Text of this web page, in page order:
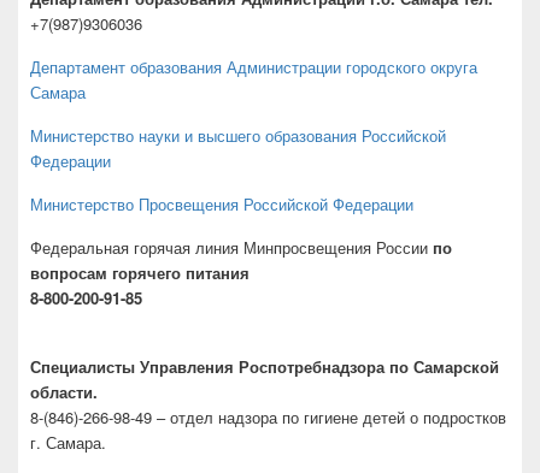
+7(987)9306036
Департамент образования Администрации городского округа
Самара
Министерство науки и высшего образования Российской
Федерации
Министерство Просвещения Российской Федерации
Федеральная горячая линия Минпросвещения России по
вопросам горячего питания
8-800-200-91-85
Специалисты Управления Роспотребнадзора по Самарской
области.
8-(846)-266-98-49 – отдел надзора по гигиене детей о подростков
г. Самара.